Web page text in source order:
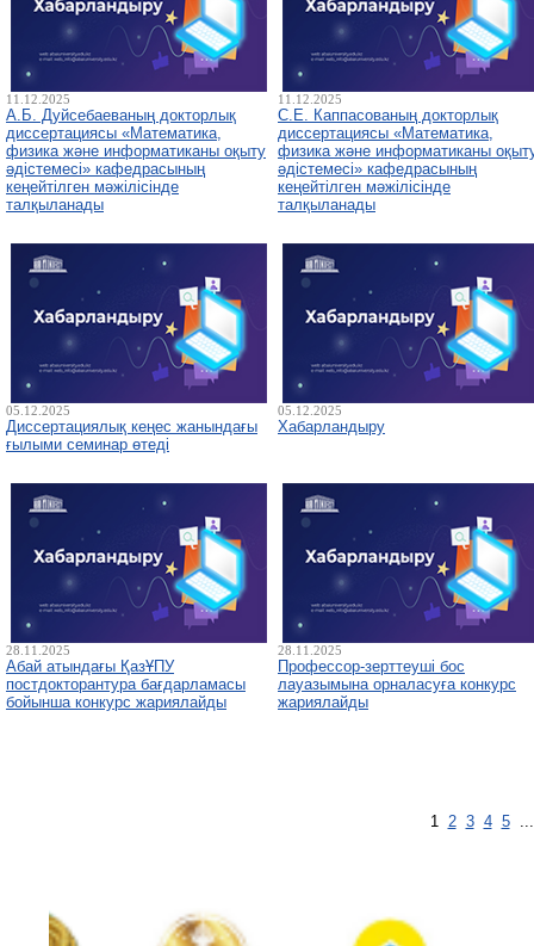
11.12.2025
А.Б. Дуйсебаеваның докторлық
диссертациясы «Математика,
физика және информатиканы оқыту
әдістемесі» кафедрасының
кеңейтілген мәжілісінде
талқыланады
11.12.2025
С.Е. Каппасованың докторлық
диссертациясы «Математика,
физика және информатиканы
әдістемесі» кафедрасының
кеңейтілген мәжілісінде
талқыланады
05.12.2025
Диссертациялық кеңес жанындағы
ғылыми семинар өтеді
05.12.2025
Хабарландыру
28.11.2025
Абай атындағы ҚазҰПУ
постдокторантура бағдарламасы
бойынша конкурс жариялайды
28.11.2025
Профессор-зерттеуші бос
лауазымына орналасуға конкурс
жариялайды
1 2 3 4 5